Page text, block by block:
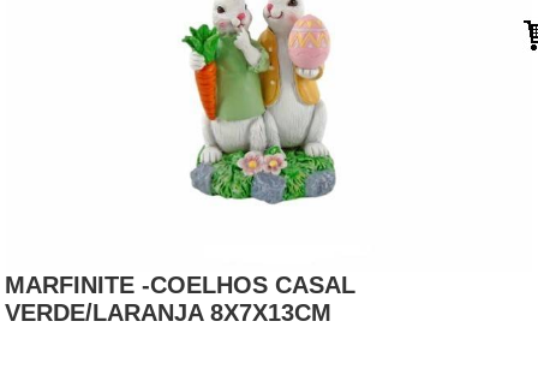
MARFINITE -COELHOS CASAL
VERDE/LARANJA 8X7X13CM